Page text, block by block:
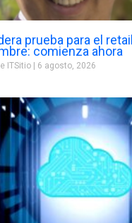
prueba para el
comienza ahora
ITSitio 6 agosto, 2026